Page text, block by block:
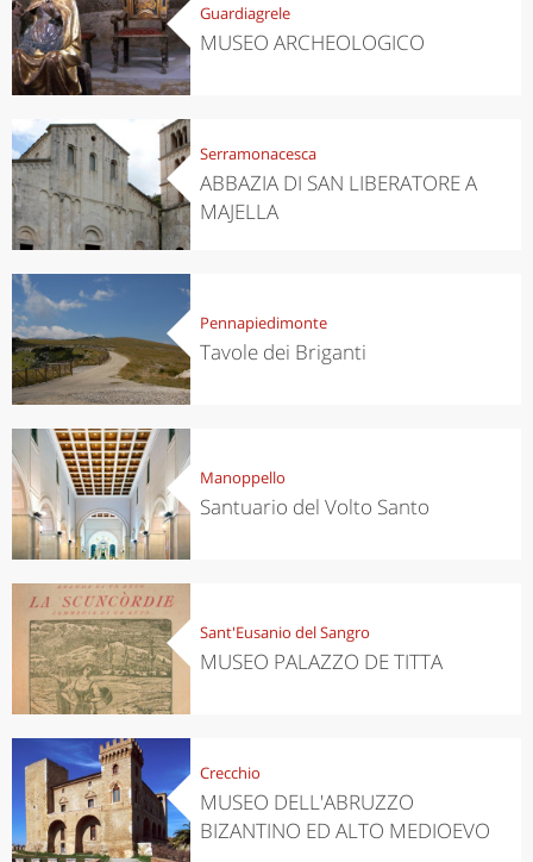
Guardiagrele
MUSEO ARCHEOLOGICO
Serramonacesca
ABBAZIA DI SAN LIBERATORE A
MAJELLA
Pennapiedimonte
Tavole dei Briganti
Manoppello
Santuario del Volto Santo
Sant'Eusanio del Sangro
MUSEO PALAZZO DE TITTA
Crecchio
MUSEO DELL'ABRUZZO
BIZANTINO ED ALTO MEDIOEVO